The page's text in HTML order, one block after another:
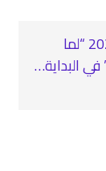
‍ ممرضة منزلية بالقاهرة لعام 2026 – 2027 “لما
البداية…